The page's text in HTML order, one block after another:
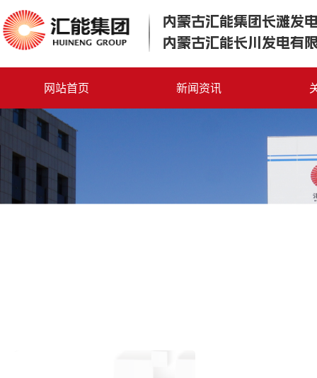
内蒙古汇能集团长滩发
内蒙古汇能长川发电有
网站首页 新闻资讯